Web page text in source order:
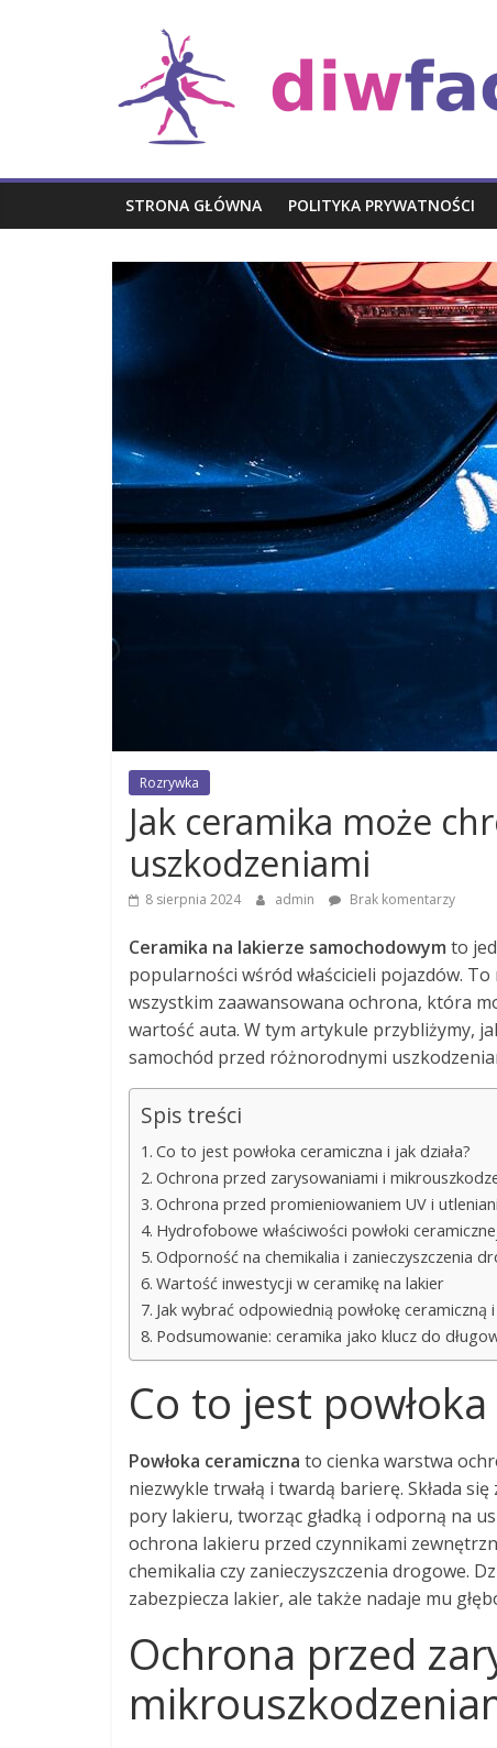
Rozrywka
STRONA GŁÓWNA POLITYKA PRYWATNOŚCI
Rozrywka
Jak ceramika może
uszkodzeniami
8 sierpnia 2024 admin Brak komentarzy
Ceramika na lakierze samochodowym to
popularności wśród właścicieli pojazdów.
wszystkim zaawansowana ochrona, która
wartość auta. W tym artykule przybliżymy,
samochód przed różnorodnymi
Spis treści
Co to jest powłoka ceramiczna i jak działa?
Ochrona przed zarysowaniami i
Ochrona przed promieniowaniem UV i
Hydrofobowe właściwości powłoki
Odporność na chemikalia i zanieczyszczenia
Wartość inwestycji w ceramikę na lakier
Jak wybrać odpowiednią powłokę ceramiczną
Podsumowanie: ceramika jako klucz do
Co to jest
Powłoka ceramiczna to cienka warstwa
niezwykle trwałą i twardą barierę. Składa
pory lakieru, tworząc gładką i odporną na
ochrona lakieru przed czynnikami
chemikalia czy zanieczyszczenia drogowe.
zabezpiecza lakier, ale także nadaje mu
Ochrona przed